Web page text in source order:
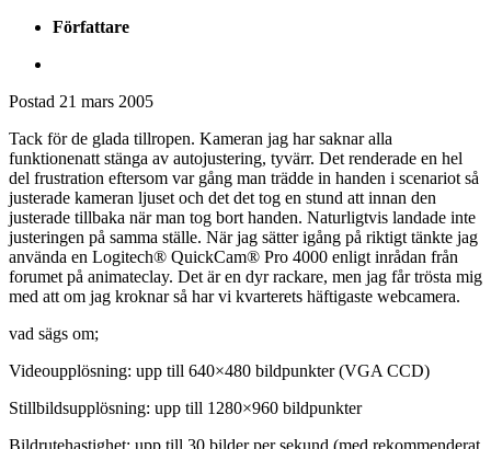
Författare
Postad 21 mars 2005
Tack för de glada tillropen. Kameran jag har saknar alla
funktionenatt stänga av autojustering, tyvärr. Det renderade en hel
del frustration eftersom var gång man trädde in handen i scenariot så
justerade kameran ljuset och det det tog en stund att innan den
justerade tillbaka när man tog bort handen. Naturligtvis landade inte
justeringen på samma ställe. När jag sätter igång på riktigt tänkte jag
använda en Logitech® QuickCam® Pro 4000 enligt inrådan från
forumet på animateclay. Det är en dyr rackare, men jag får trösta mig
med att om jag kroknar så har vi kvarterets häftigaste webcamera.
vad sägs om;
Videoupplösning: upp till 640×480 bildpunkter (VGA CCD)
Stillbildsupplösning: upp till 1280×960 bildpunkter